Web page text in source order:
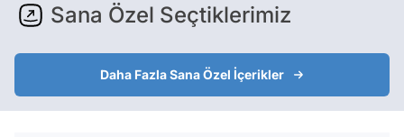
Sana Özel Seçtiklerimiz
Daha Fazla Sana Özel İçerikler